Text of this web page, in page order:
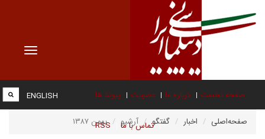
Toggle
صفحه نخست درباره ما عضویت پیوند ها
تماس با ما RSS
ENGLISH
صفحه‌اصلی اخبار گفتگو آرشیو بهمن ۱۳۸۷